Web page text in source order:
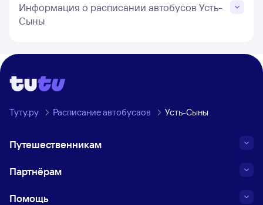
Информация о расписании автобусов Усть-
Сыны
Туту.ру Расписание автобусаов Усть-Сыны
Путешественникам
Партнёрам
Помощь